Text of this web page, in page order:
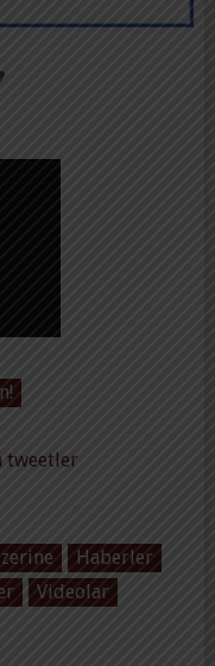
tweetler
Haberler
Videolar